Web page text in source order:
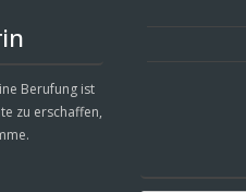
Berufung ist
zu erschaffen,